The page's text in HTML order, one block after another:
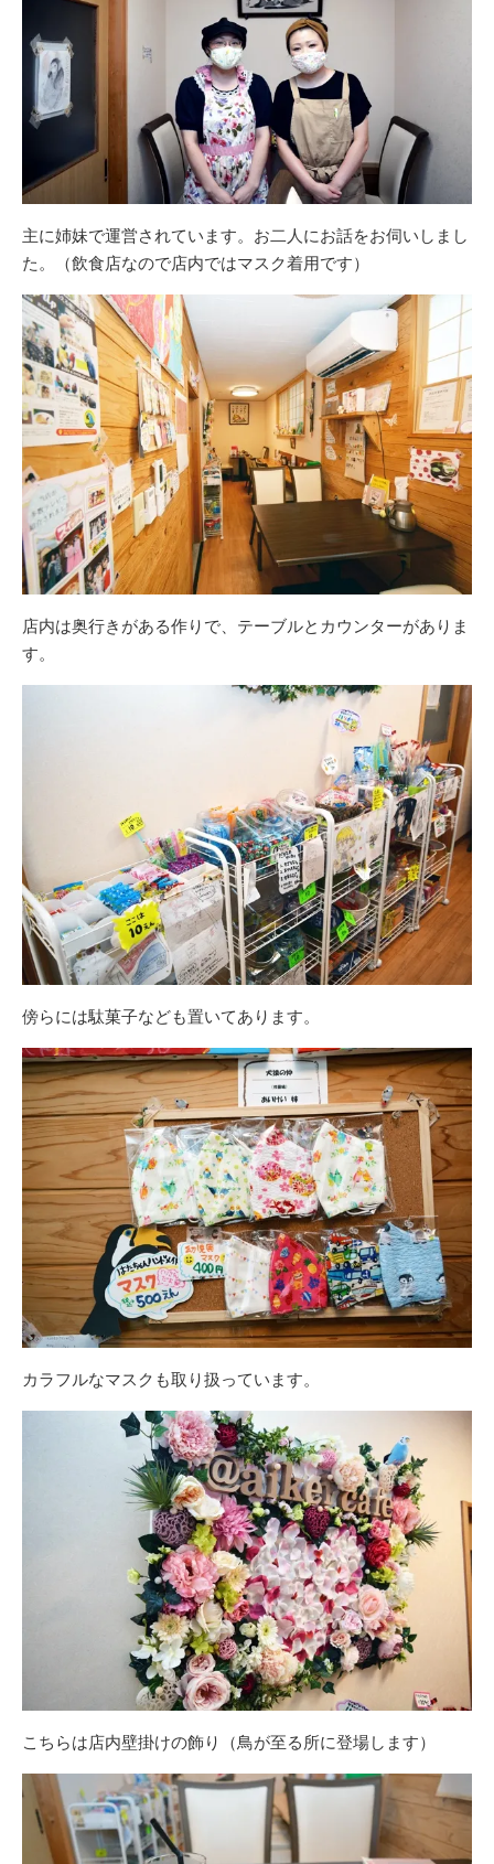
主に姉妹で運営されています。お二人にお話をお伺いしまし
た。（飲食店なので店内ではマスク着用です）
店内は奥行きがある作りで、テーブルとカウンターがありま
す。
傍らには駄菓子なども置いてあります。
カラフルなマスクも取り扱っています。
こちらは店内壁掛けの飾り（鳥が至る所に登場します）